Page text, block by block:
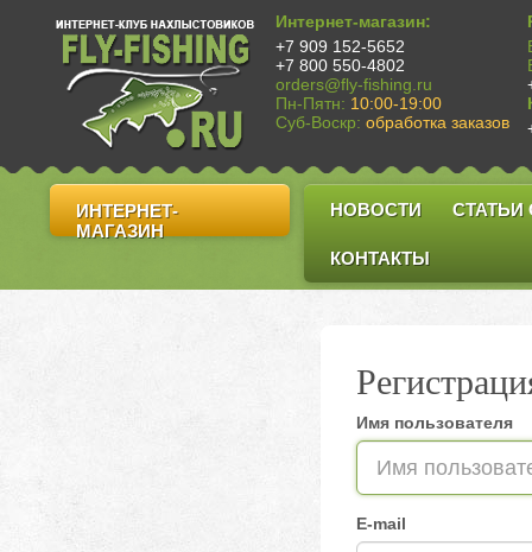
Интернет-магазин:
+7 909 152-5652
+7 800 550-4802
orders@fly-fishing.ru
Пн-Пятн: 10:00-19:00
Суб-Воскр: обработка заказов
ИНТЕРНЕТ-
МАГАЗИН
НОВОСТИ СТАТЬИ
КОНТАКТЫ
Имя пользователя
E-mail